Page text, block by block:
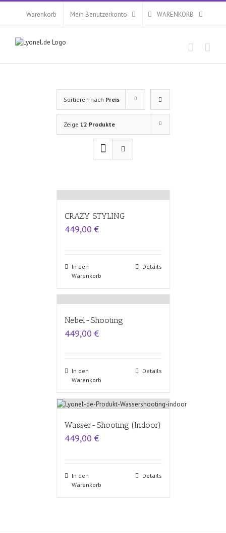
Zum
Warenkorb Mein Benutzerkonto WARENKORB
Sortieren nach Preis
Zeige 12 Produkte
CRAZY STYLING
449,00 €
In den
Warenkorb
Details
Nebel-Shooting
449,00 €
In den
Warenkorb
Details
Wasser-Shooting (Indoor)
449,00 €
In den
Warenkorb
Details